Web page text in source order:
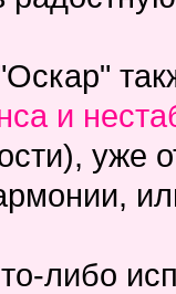
и
уже
либо